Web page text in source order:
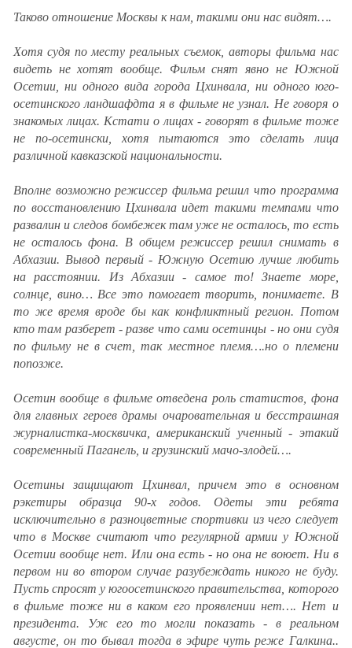
Таково отношение Москвы к нам, такими они нас видят….
Хотя судя по месту реальных съемок, авторы фильма нас
видеть не хотят вообще. Фильм снят явно не Южной
Осетии, ни одного вида города Цхинвала, ни одного юго-
осетинского ландшафдта я в фильме не узнал. Не говоря о
знакомых лицах. Кстати о лицах - говорят в фильме тоже
не по-осетински, хотя пытаются это сделать лица
различной кавказской национальности.
Вполне возможно режиссер фильма решил что программа
по восстановлению Цхинвала идет такими темпами что
развалин и следов бомбежек там уже не осталось, то есть
не осталось фона. В общем режиссер решил снимать в
Абхазии. Вывод первый - Южную Осетию лучше любить
на расстоянии. Из Абхазии - самое то! Знаете море,
солнце, вино… Все это помогает творить, понимаете. В
то же время вроде бы как конфликтный регион. Потом
кто там разберет - разве что сами осетинцы - но они судя
по фильму не в счет, так местное племя….но о племени
попозже.
Осетин вообще в фильме отведена роль статистов, фона
для главных героев драмы очаровательная и бесстрашная
журналистка-москвичка, американский ученный - этакий
современный Паганель, и грузинский мачо-злодей….
Осетины защищают Цхинвал, причем это в основном
рэкетиры образца 90-х годов. Одеты эти ребята
исключительно в разноцветные спортивки из чего следует
что в Москве считают что регулярной армии у Южной
Осетии вообще нет. Или она есть - но она не воюет. Ни в
первом ни во втором случае разубеждать никого не буду.
Пусть спросят у югоосетинского правительства, которого
в фильме тоже ни в каком его проявлении нет…. Нет и
президента. Уж его то могли показать - в реальном
августе, он то бывал тогда в эфире чуть реже Галкина..